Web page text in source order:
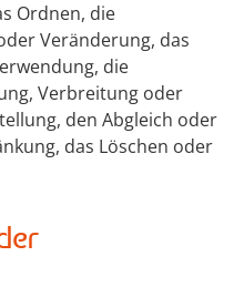
Ordnen, die
Veränderung, das
die
Verbreitung oder
den Abgleich oder
das Löschen oder